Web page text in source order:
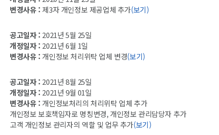
변경사유 : 제3자 개인정보 제공업체 추가(보기)
공고일자 : 2021년 5월 25일
개정일자 : 2021년 6월 1일
변경사유 : 개인정보 처리위탁 업체 변경(보기)
공고일자 : 2021년 8월 25일
개정일자 : 2021년 9월 01일
변경사유 : 개인정보처리의 처리위탁 업체 추가
개인정보 보호책임자로 명칭변경, 개인정보 관리담당자 추가
고객 개인정보 관리자의 역할 및 업무 추가(보기)